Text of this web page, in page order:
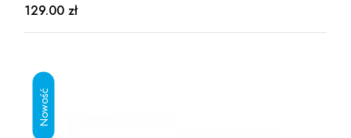
129.00 zł